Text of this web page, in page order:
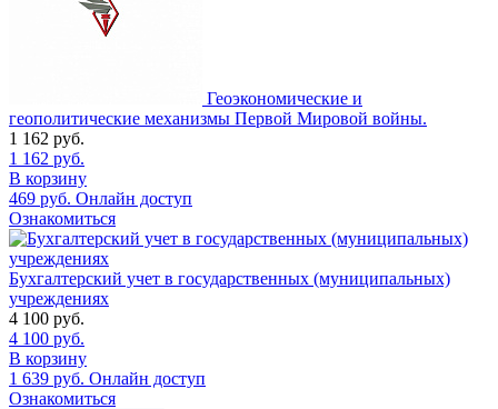
Геоэкономические и
геополитические механизмы Первой Мировой войны.
1 162 руб.
1 162 руб.
В корзину
469 руб. Онлайн доступ
Ознакомиться
Бухгалтерский учет в государственных (муниципальных)
учреждениях
4 100 руб.
4 100 руб.
В корзину
1 639 руб. Онлайн доступ
Ознакомиться